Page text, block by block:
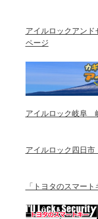
アイルロックアン
ページ
アイルロック岐阜
アイルロック四日
「トヨタのスマー